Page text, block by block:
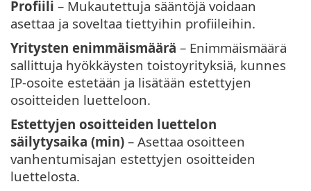
Profiili – Mukautettuja sääntöjä voidaan
asettaa ja soveltaa tiettyihin profiileihin.
Yritysten enimmäismäärä – Enimmäismäärä
sallittuja hyökkäysten toistoyrityksiä, kunnes
IP-osoite estetään ja lisätään estettyjen
osoitteiden luetteloon.
Estettyjen osoitteiden luettelon
säilytysaika (min) – Asettaa osoitteen
vanhentumisajan estettyjen osoitteiden
luettelosta.